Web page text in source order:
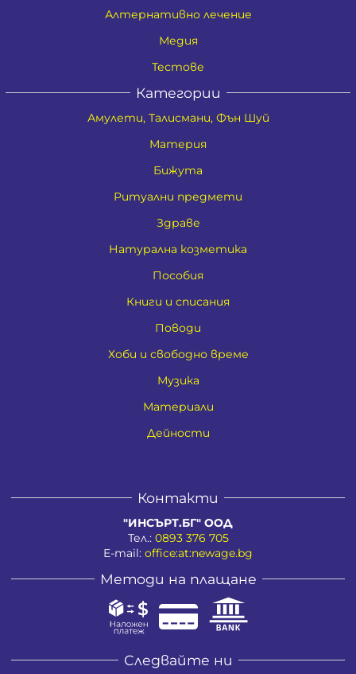
Алтернативно лечение
Медия
Тестове
Категории
Амулети, Талисмани, Фън Шуй
Материя
Бижута
Ритуални предмети
Здраве
Натурална козметика
Пособия
Книги и списания
Поводи
Хоби и свободно време
Музика
Материали
Дейности
Контакти
"ИНСЪРТ.БГ" ООД
Тел.: 0893 376 705
E-mail: office:at:newage.bg
Методи на плащане
Следвайте ни